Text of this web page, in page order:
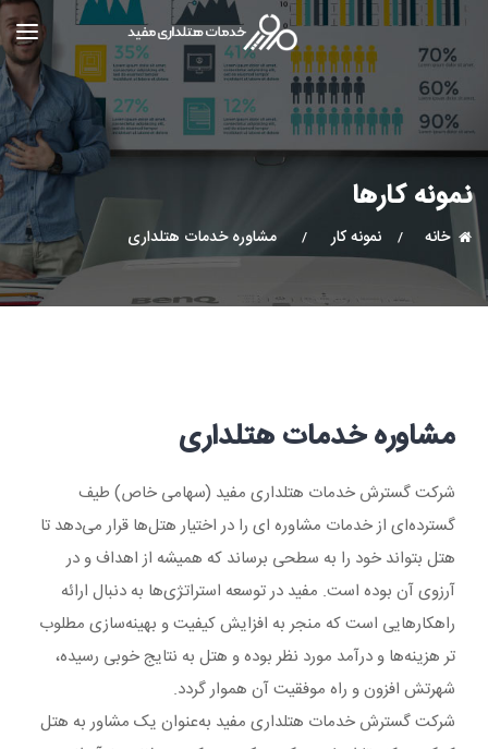
نمونه کارها
خانه نمونه کار مشاوره خدمات هتلداری
مشاوره خدمات هتلداری
شرکت گسترش خدمات هتلداری مفید (سهامی خاص) طیف
گسترده‌ای از خدمات مشاوره ای را در اختیار هتل‌ها قرار می‌دهد تا
هتل بتواند خود را به سطحی برساند که همیشه از اهداف و در
آرزوی آن بوده است. مفید در توسعه استراتژی‌ها به دنبال ارائه
راهکارهایی است که منجر به افزایش کیفیت و بهینه‌سازی مطلوب
تر هزینه‌ها و درآمد مورد نظر بوده و هتل به نتایج خوبی رسیده،
شهرتش افزون و راه موفقیت آن هموار گردد.
شرکت گسترش خدمات هتلداری مفید به‌عنوان یک مشاور به هتل